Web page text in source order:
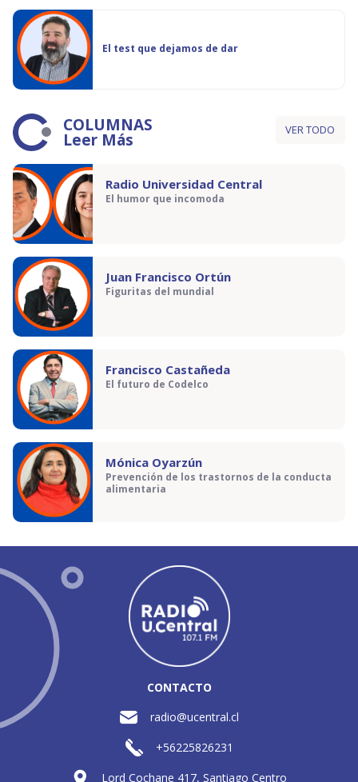
El test que dejamos de dar
COLUMNAS
Leer Más VER TODO
Radio Universidad Central
El humor que incomoda
Juan Francisco Ortún
Figuritas del mundial
Francisco Castañeda
El futuro de Codelco
Mónica Oyarzún
Prevención de los trastornos de la conducta
alimentaria
CONTACTO
radio@ucentral.cl
+56225826231
Lord Cochane 417, Santiago Centro